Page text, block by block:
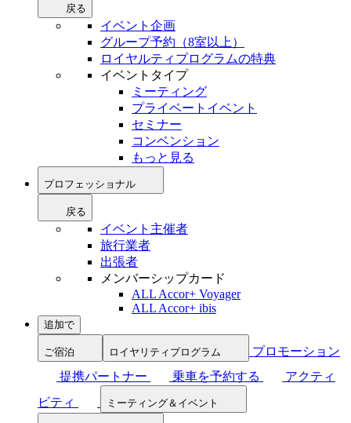
戻る
イベント企画
グループ予約（8室以上）
ロイヤルティプログラムの特典
イベントタイプ
ミーティング
プライベートイベント
セミナー
コンベンション
もっと見る
プロフェッショナル
戻る
イベント主催者
旅行業者
出張者
メンバーシップカード
ALL Accor+ Voyager
ALL Accor+ ibis
追加で
ご宿泊 ロイヤリティプログラム
プロモーション
提携パートナー
乗車を予約する
アクティ
ビティ
ミーティング＆イベント